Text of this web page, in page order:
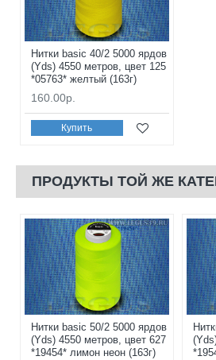
Нитки basic 40/2 5000 ярдов
(Yds) 4550 метров, цвет 125
*05763* желтый (163г)
160.00р.
Купить
ПРОДУКТЫ ТОЙ ЖЕ
Нитки basic 50/2 5000 ярдов
(Yds) 4550 метров, цвет 627
*19454* лимон неон (163г)